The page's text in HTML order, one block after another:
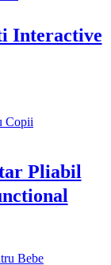
Interactive
Pliabil